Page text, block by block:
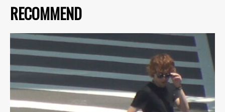
RECOMMEND